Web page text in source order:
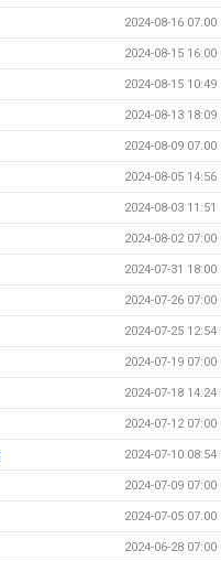
2024-08-16 07:00
2024-08-15 16:00
2024-08-15 10:49
2024-08-13 18:09
2024-08-09 07:00
2024-08-05 14:56
2024-08-03 11:51
2024-08-02 07:00
2024-07-31 18:00
2024-07-26 07:00
2024-07-25 12:54
2024-07-19 07:00
2024-07-18 14:24
2024-07-12 07:00
2024-07-10 08:54
2024-07-09 07:00
2024-07-05 07:00
2024-06-28 07:00